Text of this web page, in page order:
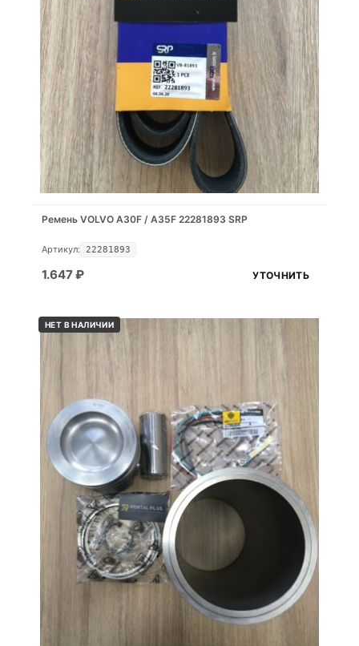
Ремень VOLVO A30F / A35F 22281893 SRP
Артикул: 22281893
1.647₽ УТОЧНИТЬ
НЕТ В НАЛИЧИИ